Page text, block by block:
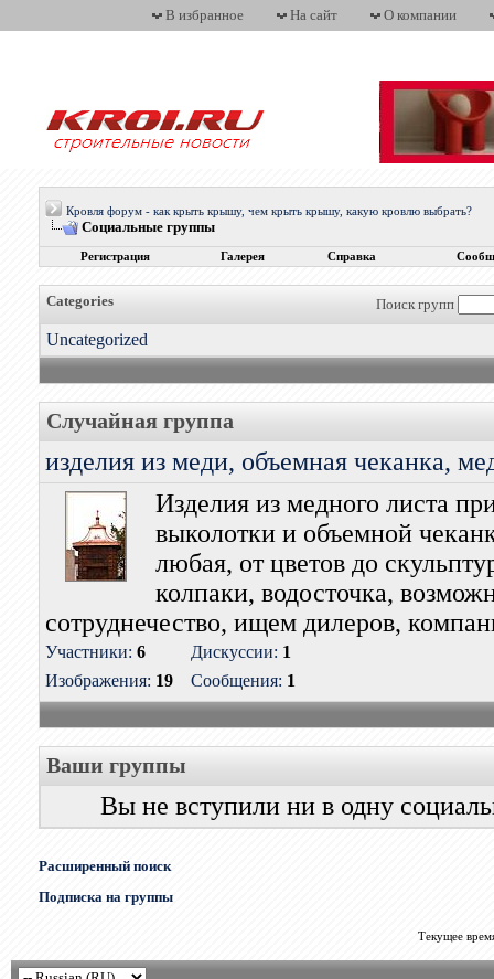
В избранное На сайт О компании
Кровля форум - как крыть крышу, чем крыть крышу, какую кровлю выбрать?
Социальные группы
Регистрация Галерея Справка
Поиск групп
Categories
Uncategorized
Случайная группа
изделия из меди, объемная чеканка,
Изделия из медного листа
выколотки и объемной
любая, от цветов до
колпаки, водосточка,
сотруднечество, ищем дилеров,
Участники: 6
Изображения: 19
Дискуссии: 1
Сообщения: 1
Ваши группы
Вы не вступили ни в одну
Расширенный поиск
Подписка на группы
Текущее